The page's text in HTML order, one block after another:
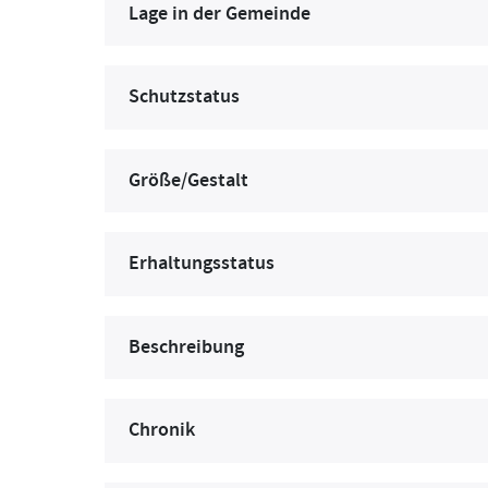
Lage in der Gemeinde
Schutzstatus
Größe/Gestalt
Erhaltungsstatus
Beschreibung
Chronik